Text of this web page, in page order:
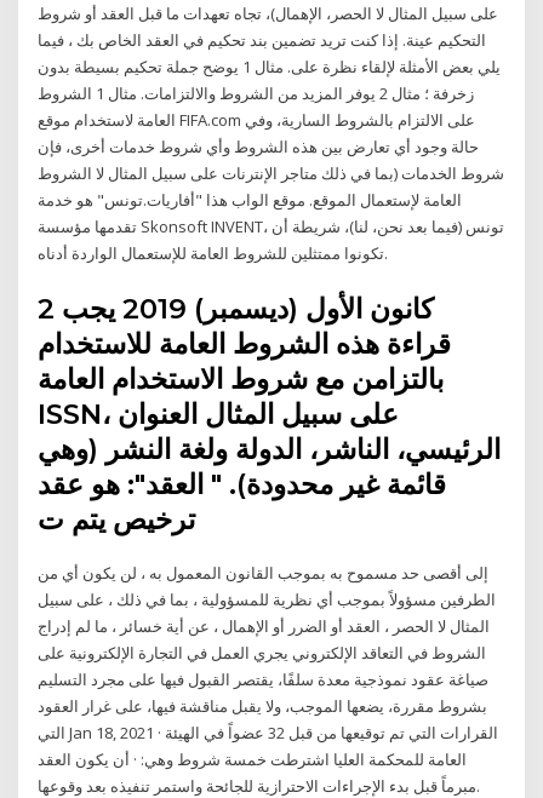
على سبيل المثال لا الحصر، الإهمال)، تجاه تعهدات ما قبل العقد أو شروط
التحكيم عينة. إذا كنت تريد تضمين بند تحكيم في العقد الخاص بك ، فيما
يلي بعض الأمثلة لإلقاء نظرة على. مثال 1 يوضح جملة تحكيم بسيطة بدون
زخرفة ؛ مثال 2 يوفر المزيد من الشروط والالتزامات. مثال 1 الشروط
العامة لاستخدام موقع FIFA.com على الالتزام بالشروط السارية، وفي
حالة وجود أي تعارض بين هذه الشروط وأي شروط خدمات أخرى، فإن
شروط الخدمات (بما في ذلك متاجر الإنترنات على سبيل المثال لا الشروط
العامة لإستعمال الموقع. موقع الواب هذا "أفاريات.تونس" هو خدمة
تقدمها مؤسسة Skonsoft INVENT، تونس (فيما بعد نحن، لنا)، شريطة أن
تكونوا ممتثلين للشروط العامة للإستعمال الواردة أدناه.
2 كانون الأول (ديسمبر) 2019 يجب
قراءة هذه الشروط العامة للاستخدام
بالتزامن مع شروط الاستخدام العامة
ISSN، على سبيل المثال العنوان
الرئيسي، الناشر، الدولة ولغة النشر (وهي
قائمة غير محدودة). " العقد": هو عقد
ترخيص يتم ت
إلى أقصى حد مسموح به بموجب القانون المعمول به ، لن يكون أي من
الطرفين مسؤولاً بموجب أي نظرية للمسؤولية ، بما في ذلك ، على سبيل
المثال لا الحصر ، العقد أو الضرر أو الإهمال ، عن أية خسائر ، ما لم إدراج
الشروط في التعاقد الإلكتروني يجري العمل في التجارة الإلكترونية على
صياغة عقود نموذجية معدة سلفًا، يقتصر القبول فيها على مجرد التسليم
بشروط مقررة، يضعها الموجب، ولا يقبل مناقشة فيها، على غرار العقود
التي Jan 18, 2021 · القرارات التي تم توقيعها من قبل 32 عضواً في الهيئة
العامة للمحكمة العليا اشترطت خمسة شروط وهي: · أن يكون العقد
مبرماً قبل بدء الإجراءات الاحترازية للجائحة واستمر تنفيذه بعد وقوعها.